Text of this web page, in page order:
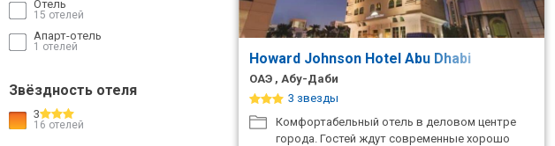
Отель
15 отелей
Апарт-отель
1 отелей
Звёздность отеля
3
16 отелей
Howard Johnson Hotel Abu Dhabi
ОАЭ , Абу-Даби
3 звезды
Комфортабельный отель в деловом центре
города. Гостей ждут современные хорошо
Лучшие отели 4* звезды
Недорогие отели 4*
Лучшие отели 3* звезды